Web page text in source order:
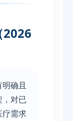
2026
确且
对已
疗需求